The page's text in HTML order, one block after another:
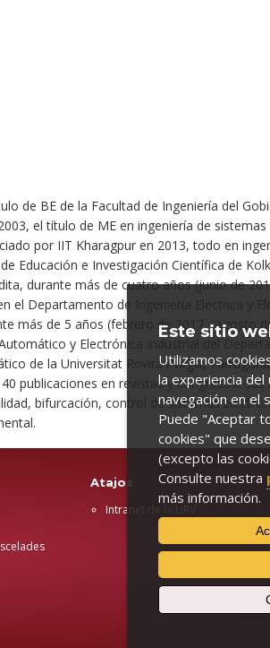
de BE de la Facultad de Ingeniería del
el título de ME en ingeniería de
por IIT Kharagpur en 2013, todo en
Educación e Investigación Científica de
durante más de cuatro años (junio de
Departamento de Ingeniería Eléctrica y
más de 5 años (febrero de 2017 - agosto
y Electrónica Industrial del
de la Universitat Rovira i Virgili,
publicaciones en revistas y congresos. Sus
bifurcación, control de sistemas
Atajos
Intranet de la URV
Este sitio
Utilizamos
la experiencia del
navegación en el
Puede "Aceptar
cookies" que
(excepto las
Consulte nuestra
más información.